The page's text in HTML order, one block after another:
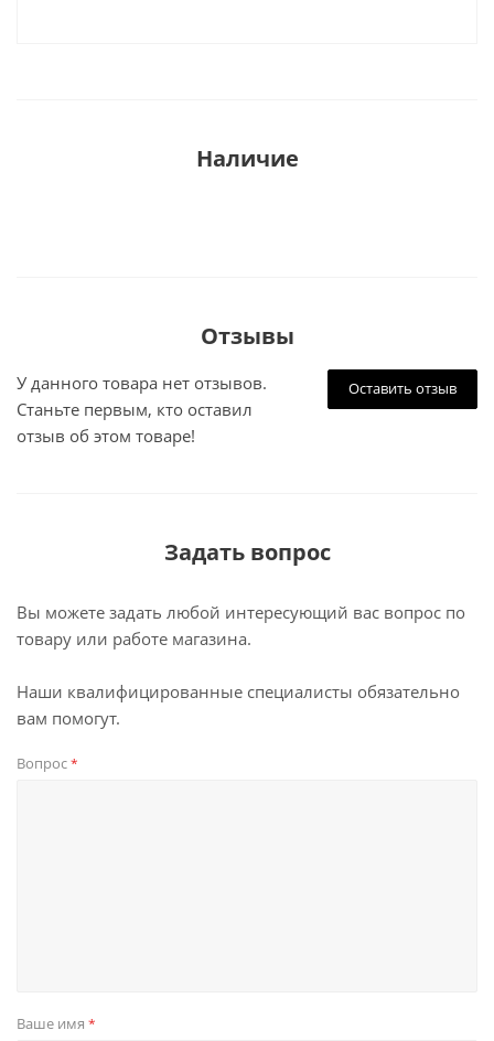
Наличие
Отзывы
Оставить отзыв
У данного товара нет отзывов.
Станьте первым, кто оставил
отзыв об этом товаре!
Задать вопрос
Вы можете задать любой интересующий вас вопрос по
товару или работе магазина.
Наши квалифицированные специалисты обязательно
вам помогут.
Вопрос*
Ваше имя *